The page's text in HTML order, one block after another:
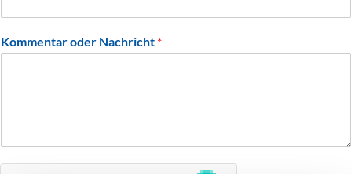
Kommentar oder Nachricht *